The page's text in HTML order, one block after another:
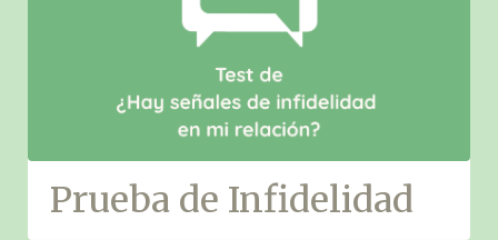
Prueba de Infidelidad